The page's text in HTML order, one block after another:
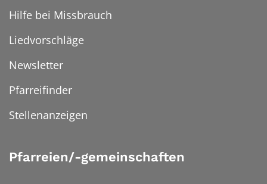
Hilfe bei Missbrauch
Liedvorschläge
Newsletter
Pfarreifinder
Stellenanzeigen
Pfarreien/-gemeinschaften